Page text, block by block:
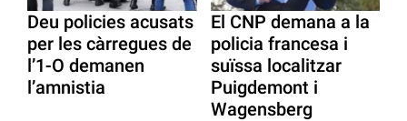
Deu policies acusats
per les càrregues de
l’1-O demanen
l’amnistia
El CNP demana a la
policia francesa i
suïssa localitzar
Puigdemont i
Wagensberg